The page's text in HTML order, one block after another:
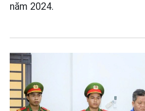
năm 2024.